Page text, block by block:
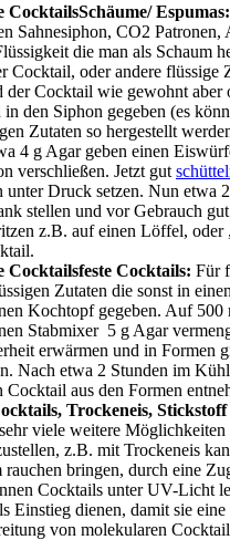
Schäume/ Espumas:
Sahnesiphon, CO2 Patronen,
die man als Schaum
Cocktail, oder andere flüssige
der Cocktail wie gewohnt aber
in den Siphon gegeben (es
Zutaten so hergestellt
4 g Agar geben einen
verschließen. Jetzt gut
unter Druck setzen. Nun etwa
stellen und vor Gebrauch gut
z.B. auf einen Löffel, oder
feste Cocktails: Für
Zutaten die sonst in
Kochtopf gegeben. Auf 500
Stabmixer 5 g Agar
erwärmen und in Formen
Nach etwa 2 Stunden im
Cocktail aus den Formen
Trockeneis,
viele weitere Möglichkeiten
z.B. mit Trockeneis
bringen, durch eine
Cocktails unter UV-Licht
Einstieg dienen, damit sie
von molekularen